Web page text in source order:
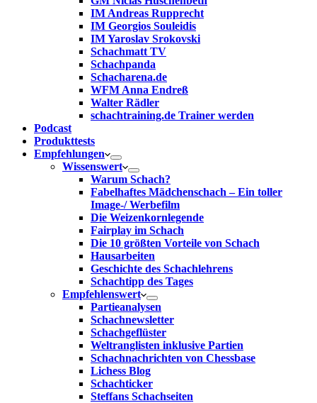
IM Andreas Rupprecht
IM Georgios Souleidis
IM Yaroslav Srokovski
Schachmatt TV
Schachpanda
Schacharena.de
WFM Anna Endreß
Walter Rädler
schachtraining.de Trainer werden
Podcast
Produkttests
Empfehlungen
Wissenswert
Warum Schach?
Fabelhaftes Mädchenschach – Ein toller
Image-/ Werbefilm
Die Weizenkornlegende
Fairplay im Schach
Die 10 größten Vorteile von Schach‎
Hausarbeiten
Geschichte des Schachlehrens
Schachtipp des Tages
Empfehlenswert
Partieanalysen
Schachnewsletter
Schachgeflüster
Weltranglisten inklusive Partien
Schachnachrichten von Chessbase
Lichess Blog
Schachticker
Steffans Schachseiten